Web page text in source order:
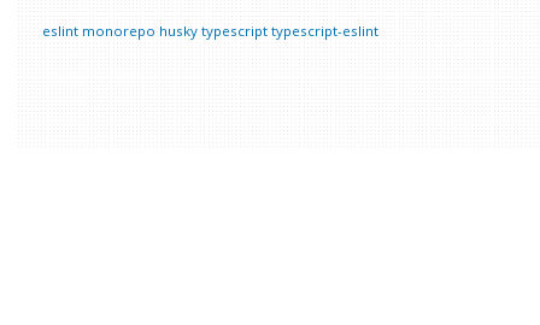
eslint monorepo husky typescript typescript-eslint